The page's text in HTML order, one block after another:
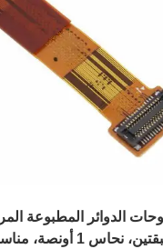
الدوائر المطبوعة
الطبقتين، نحاس 1